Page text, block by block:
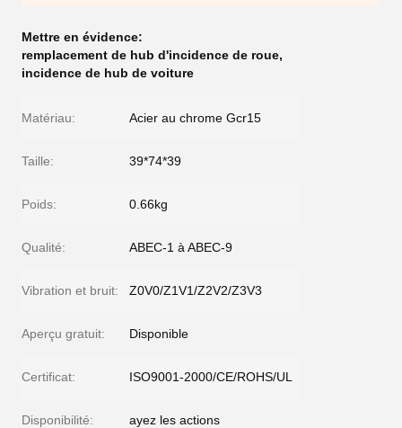
Mettre en évidence:
remplacement de hub d'incidence de roue,
incidence de hub de voiture
Matériau: Acier au chrome Gcr15
Taille: 39*74*39
Poids: 0.66kg
Qualité: ABEC-1 à ABEC-9
Vibration et bruit: Z0V0/Z1V1/Z2V2/Z3V3
Aperçu gratuit: Disponible
Certificat: ISO9001-2000/CE/ROHS/UL
Disponibilité: ayez les actions